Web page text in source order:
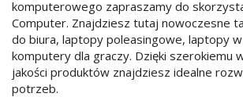
komputerowego zapraszamy do
Computer. Znajdziesz tutaj nowoczesne
do biura, laptopy poleasingowe, laptopy
komputery dla graczy. Dzięki szerokiemu
jakości produktów znajdziesz idealne
potrzeb.